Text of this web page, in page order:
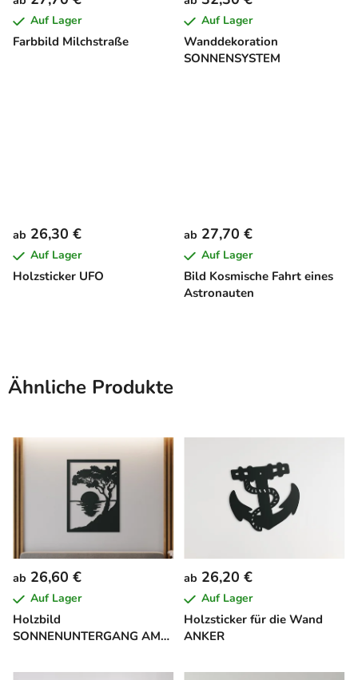
Farbbild Milchstraße
Auf Lager
Wanddekoration
SONNENSYSTEM
Auf Lager
Holzsticker UFO
ab 26,30 €
Auf Lager
Bild Kosmische Fahrt eines
Astronauten
ab 27,70 €
Auf Lager
Ähnliche Produkte
Holzbild
SONNENUNTERGANG AM
ab 26,60 €
Auf Lager
Holzsticker für die Wand
ANKER
ab 26,20 €
Auf Lager